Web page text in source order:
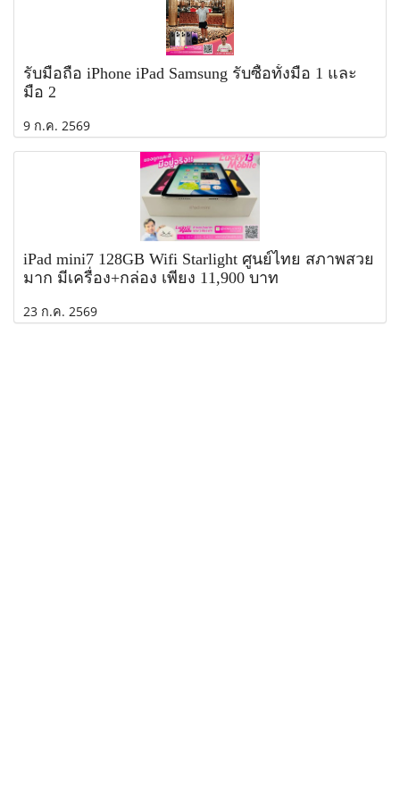
รับมือถือ iPhone iPad Samsung รับซื้อทั้งมือ 1 และ
มือ 2
9 ก.ค. 2569
iPad mini7 128GB Wifi Starlight ศูนย์ไทย สภาพสวย
มาก มีเครื่อง+กล่อง เพียง 11,900 บาท
23 ก.ค. 2569